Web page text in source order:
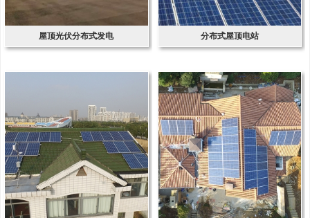
屋顶光伏分布式发电 分布式屋顶电站